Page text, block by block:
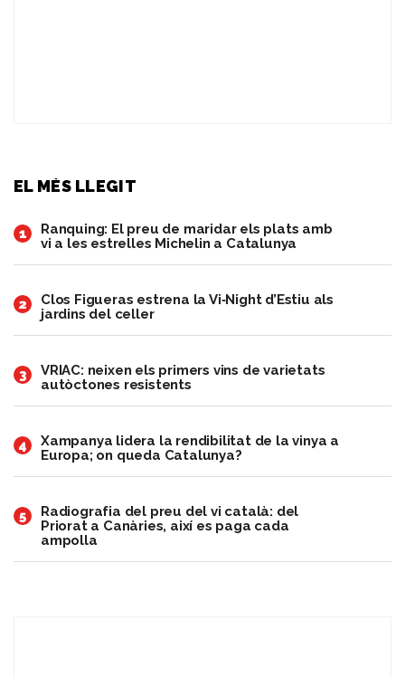
EL MÉS LLEGIT
1
Ranquing: El preu de maridar els plats amb
vi a les estrelles Michelin a Catalunya
2
Clos Figueras estrena la Vi‑Night d’Estiu als
jardins del celler
3
VRIAC: neixen els primers vins de varietats
autòctones resistents
4
Xampanya lidera la rendibilitat de la vinya a
Europa; on queda Catalunya?
5
Radiografia del preu del vi català: del
Priorat a Canàries, així es paga cada
ampolla